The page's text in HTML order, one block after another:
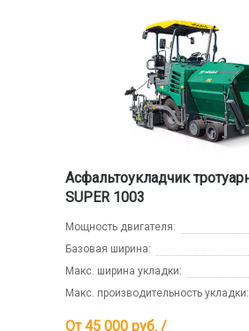
Асфальтоукладчик
SUPER 1003
Мощность двигателя:
Базовая ширина:
Макс. ширина укладки:
Макс. производительность укладки:
От 45 000 руб. /